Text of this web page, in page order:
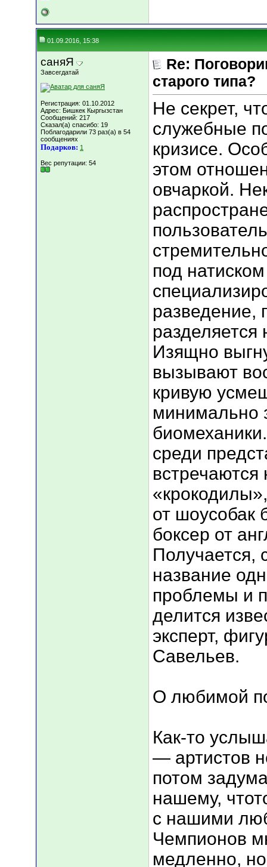
01.09.2016, 15:38
саняЯ
Завсегдатай
Регистрация: 01.10.2012
Адрес: Бишкек Кыргызстан
Сообщений: 217
Сказал(а) спасибо: 19
Поблагодарили 73 раз(а) в 54
сообщениях
Подарков: 1
Вес репутации: 54
Re:
старого типа?
Не секрет,
служебные
кризисе.
этом
овчаркой.
под
разведение,
Изящно
вызывают
кривую
минимально
среди
от шоусобак
боксер от
Получается,
название
проблемы и
делится
эксперт,
Савельев.
О любимой
Как-то
— артистов
потом
нашему,
с нашими
Чемпионов
медленно,